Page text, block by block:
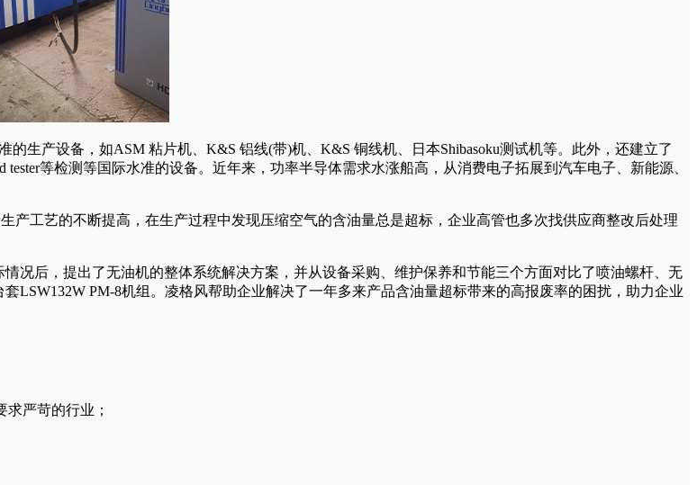
生产设备，如ASM 粘片机、K&S 铝线(带)机、K&S 铜线机、日本Shibasoku测试机等。此外，还建立了
tester等检测等国际水准的设备。近年来，功率半导体需求水涨船高，从消费电子拓展到汽车电子、新能源、
产工艺的不断提高，在生产过程中发现压缩空气的含油量总是超标，企业高管也多次找供应商整改后处理
况后，提出了无油机的整体系统解决方案，并从设备采购、维护保养和节能三个方面对比了喷油螺杆、无
LSW132W PM-8机组。凌格风帮助企业解决了一年多来产品含油量超标带来的高报废率的困扰，助力企业
严苛的行业；